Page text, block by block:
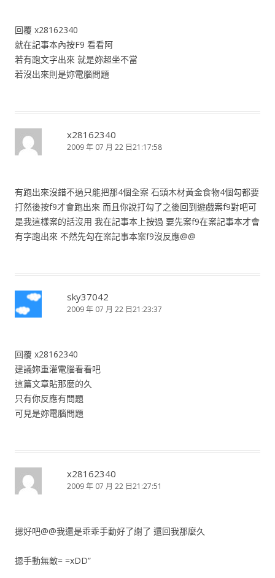
回覆 x28162340
就在記事本內按F9 看看阿
若有跑文字出來 就是妳超坐不當
若沒出來則是妳電腦問題
x28162340
2009 年 07 月 22 日21:17:58
有跑出來沒錯不過只能把那4個全案 石頭木材黃金食物4個勾都要
打然後按f9才會跑出來 而且你說打勾了之後回到遊戲案f9對吧可
是我這樣案的話沒用 我在記事本上按過 要先案f9在案記事本才會
有字跑出來 不然先勾在案記事本案f9沒反應@@
sky37042
2009 年 07 月 22 日21:23:37
回覆 x28162340
建議妳重灌電腦看看吧
這篇文章貼那麼的久
只有你反應有問題
可見是妳電腦問題
x28162340
2009 年 07 月 22 日21:27:51
摁好吧@@我還是乖乖手動好了謝了 還回我那麼久
摁手動無敵= =xDD”